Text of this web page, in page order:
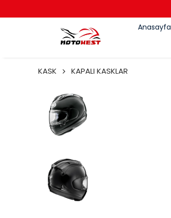
Anasayfa
KASK KAPALI KASKLAR